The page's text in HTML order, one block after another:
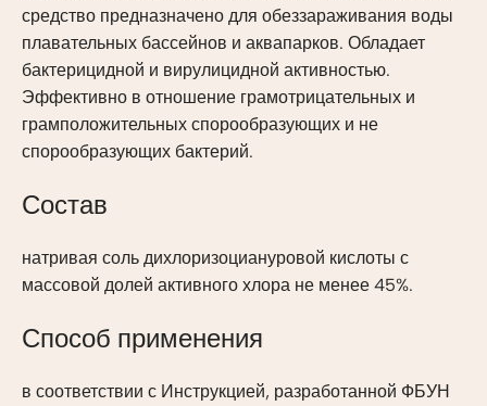
средство предназначено для обеззараживания воды
плавательных бассейнов и аквапарков. Обладает
бактерицидной и вирулицидной активностью.
Эффективно в отношение грамотрицательных и
грамположительных спорообразующих и не
спорообразующих бактерий.
Состав
натривая соль дихлоризоциануровой кислоты с
массовой долей активного хлора не менее 45%.
Способ применения
в соответствии с Инструкцией, разработанной ФБУН